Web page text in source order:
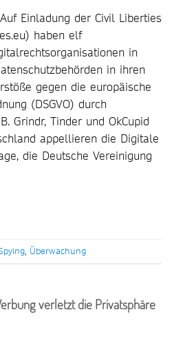
Einladung der Civil Liberties
haben elf
in
in ihren
gegen die europäische
(DSGVO) durch
Grindr, Tinder und OkCupid
appellieren die Digitale
die Deutsche Vereinigung
, Überwachung
verletzt die Privatsphäre